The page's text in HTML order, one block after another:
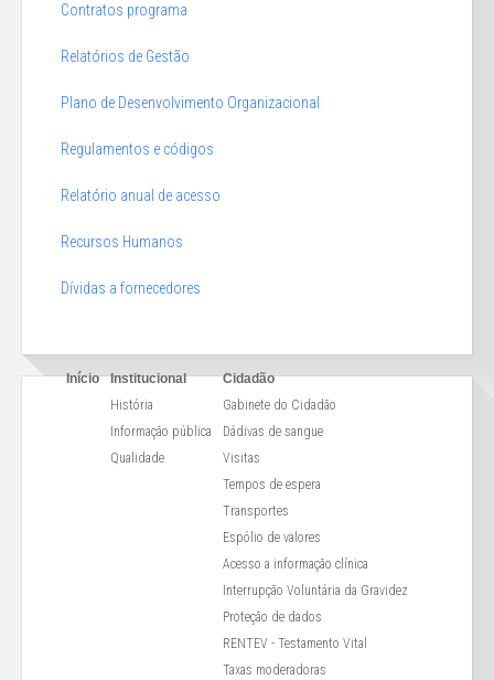
Contratos programa
Relatórios de Gestão
Plano de Desenvolvimento Organizacional
Regulamentos e códigos
Relatório anual de acesso
Recursos Humanos
Dívidas a fornecedores
Início
Institucional
História
Informação pública
Qualidade
Cidadão
Gabinete do Cidadão
Dádivas de sangue
Visitas
Tempos de espera
Transportes
Espólio de valores
Acesso a informação clínica
Interrupção Voluntária da Gravidez
Proteção de dados
RENTEV - Testamento Vital
Taxas moderadoras